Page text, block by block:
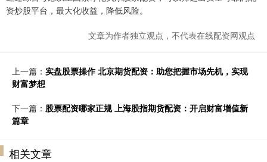
资炒股平台，最大化收益，降低风险。
文章为作者独立观点，不代表在线配资网观点
上一篇： 实盘股票操作 北京期货配资：助您把握市场先机，实现
财富梦想
下一篇： 股票配资哪家正规 上海股指期货配资：开启财富增值新
篇章
相关文章